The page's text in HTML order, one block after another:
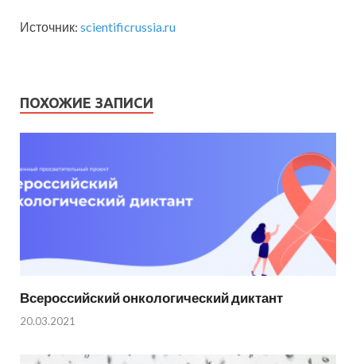
Источник: scientificrussia.ru
ПОХОЖИЕ ЗАПИСИ
Всероссийский онкологический диктант
20.03.2021